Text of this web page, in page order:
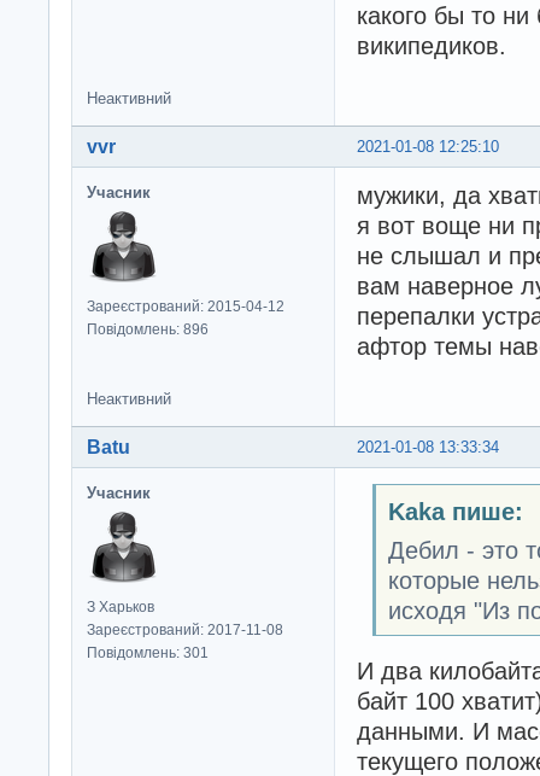
какого бы то
википедиков.
Неактивний
2021-01-08 12:25:10
vvr
Учасник
Зареєстрований: 2015-04-12
Повідомлень: 896
мужики, да
я вот воще ни
не слышал и
вам наверное
перепалки
афтор темы
Неактивний
2021-01-08 13:33:34
Batu
Учасник
З Харьков
Зареєстрований: 2017-11-08
Повідомлень: 301
Kaka пише:
Дебил - это
которые
исходя "Из
И два
байт 100
данными. И
текущего